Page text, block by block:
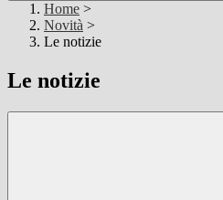
Home >
Novità >
Le notizie
Le notizie